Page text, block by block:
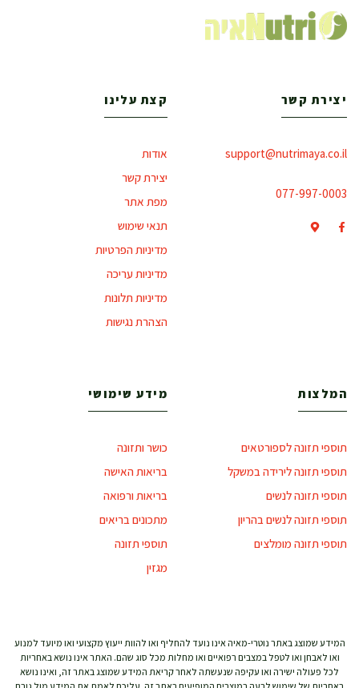
יצירת קשר
support@nutrimaya.co.il
077-997-0003
קצת עלינו
אודות
יצירת קשר
מפת אתר
תנאי שימוש
מדיניות הפרטיות
מדיניות עריכה
מדיניות תלונות
הצהרת נגישות
המלצות
תוספי תזונה לספורטאים
תוספי תזונה לירידה במשקל
תוספי תזונה לנשים
תוספי תזונה לנשים בהריון
תוספי תזונה מומלצים
מידע שימושי
כושר ותזונה
בריאות האישה
בריאות ורפואה
מתכונים בריאים
תוספי תזונה
מגזין
המידע שמוצג באתר נוטרי-מאיה אינו נועד להחליף ואו להוות ייעוץ מקצועי ואו מיועד למנוע
ואו לאבחן ואו לטפל במצבים רפואיים ואו מחלות מכל סוג שהם. האתר אינו נושא באחריות
לכל פעולה ישירה ואו עקיפה שנעשתה לאחר קריאת המידע שמוצג באתר זה, ואינו נושא